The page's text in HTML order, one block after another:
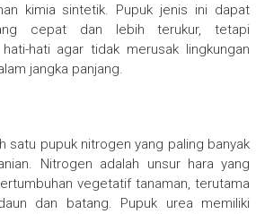
kimia sintetik. Pupuk jenis ini dapat
cepat dan lebih terukur, tetapi
hati agar tidak merusak lingkungan
jangka panjang.
satu pupuk nitrogen yang paling banyak
Nitrogen adalah unsur hara yang
vegetatif tanaman, terutama
dan batang. Pupuk urea memiliki